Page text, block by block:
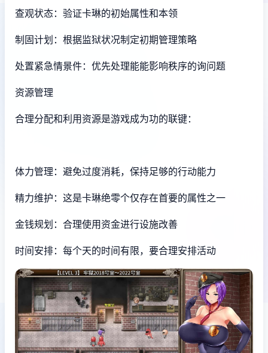
查观状态：验证卡琳的初始属性和本领
制固计划：根据监狱状况制定初期管理策略
处置紧急情景件：优先处理能能影响秩序的询问题
资源管理
合理分配和利用资源是游戏成为功的联键：
体力管理：避免过度消耗，保持足够的行动能力
精力维护：这是卡琳绝零个仅存在首要的属性之一
金钱规划：合理使用资金进行设施改善
时间安排：每个天的时间有限，要合理安排活动